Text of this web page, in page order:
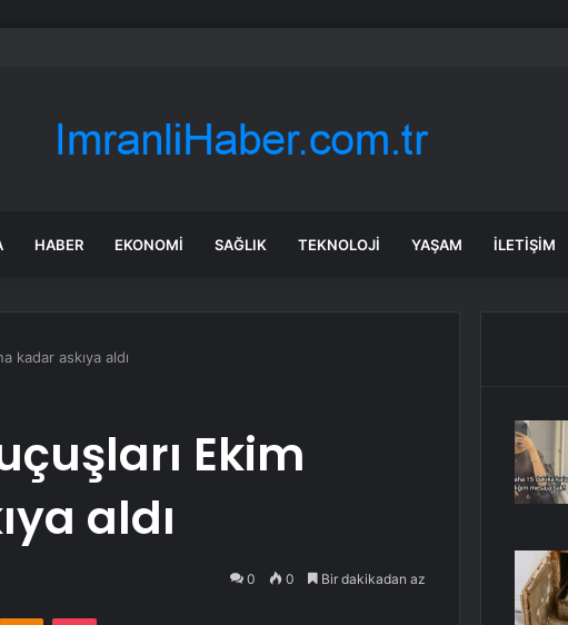
HABER EKONOMI SAĞLIK TEKNOLOJI YAŞAM İLETIŞIM
kadar askıya aldı
Ekim
aldı
0 0 Bir dakikadan az
Odnoklassniki
Pocket